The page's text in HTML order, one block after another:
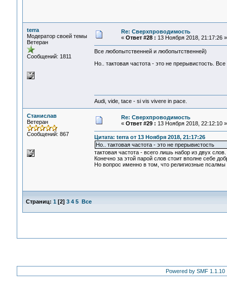
terra
Модератор своей темы
Ветеран
Сообщений: 1811
Re: Сверхпроводимость
« Ответ #28 : 13 Ноября 2018, 21:17:26 »
Все любопытственней и любопытственней)
Но.. тактовая частота - это не прерывистость.
Audi, vide, tace - si vis vivere in pace.
Станислав
Ветеран
Сообщений: 867
Re: Сверхпроводимость
« Ответ #29 : 13 Ноября 2018, 22:12:10 »
Цитата: terra от 13 Ноября 2018, 21:17:26
Но.. тактовая частота - это не прерывистость
тактовая частота - всего лишь набор из двух слов.
Конечно за этой парой слов стоит вполне себе
Но вопрос именно в том, что религиозные
Страниц: 1 [2] 3 4 5 Все
Powered by SMF 1.1.10